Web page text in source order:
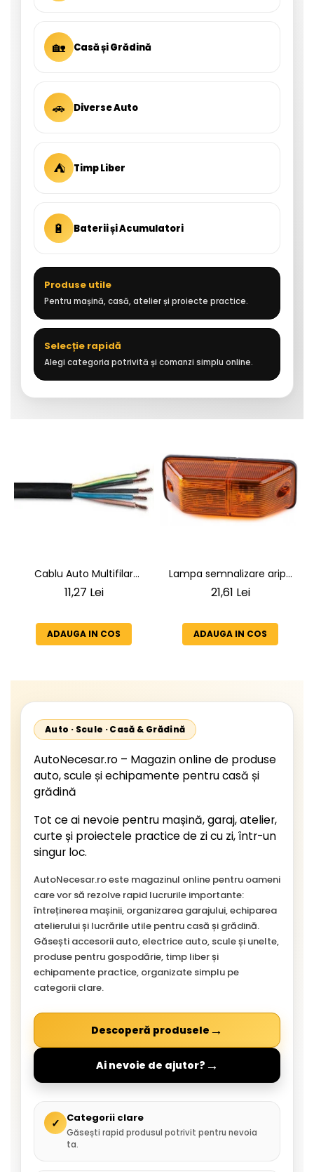
🏡 Casă și Grădină
🚗 Diverse Auto
⛺ Timp Liber
🔋 Baterii și Acumulatori
Produse utile
Pentru mașină, casă, atelier și proiecte practice.
Selecție rapidă
Alegi categoria potrivită și comanzi simplu online.
Cablu Auto Multifilar
7x1,5mm² - Rezistent și
11,27 Lei
ADAUGA IN COS
Lampa semnalizare aripa
VW LT 2 05.1996-12.2005 ;
1996-2002; Unimog 1949-;
Neoplan Euroliner,
21,61 Lei
ADAUGA IN COS
Auto · Scule · Casă & Grădină
AutoNecesar.ro – Magazin online de produse
auto, scule și echipamente pentru casă și
grădină
Tot ce ai nevoie pentru mașină, garaj, atelier,
curte și proiectele practice de zi cu zi, într-un
singur loc.
AutoNecesar.ro este magazinul online pentru oameni
care vor să rezolve rapid lucrurile importante:
întreținerea mașinii, organizarea garajului, echiparea
atelierului și lucrările utile pentru casă și grădină.
Găsești accesorii auto, electrice auto, scule și unelte,
produse pentru gospodărie, timp liber și
echipamente practice, organizate simplu pe
categorii clare.
Descoperă produsele →
Ai nevoie de ajutor? →
✓ Categorii clare
Găsești rapid produsul potrivit pentru nevoia
ta.